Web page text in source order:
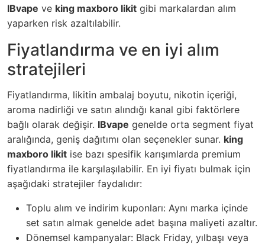
IBvape ve king maxboro likit gibi markalardan alım
yaparken risk azaltılabilir.
Fiyatlandırma ve en iyi alım
stratejileri
Fiyatlandırma, likitin ambalaj boyutu, nikotin içeriği,
aroma nadirliği ve satın alındığı kanal gibi faktörlere
bağlı olarak değişir. IBvape genelde orta segment fiyat
aralığında, geniş dağıtımı olan seçenekler sunar. king
maxboro likit ise bazı spesifik karışımlarda premium
fiyatlandırma ile karşılaşılabilir. En iyi fiyatı bulmak için
aşağıdaki stratejiler faydalıdır:
Toplu alım ve indirim kuponları: Aynı marka içinde
set satın almak genelde adet başına maliyeti azaltır.
Dönemsel kampanyalar: Black Friday, yılbaşı veya